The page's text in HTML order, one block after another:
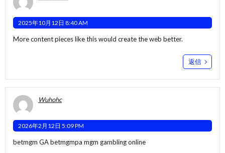
2025年10月12日 8:40 AM
More content pieces like this would create the web better.
返信
Wuhohc
2026年2月12日 5:09 PM
betmgm GAbetmgmpa mgm gambling online